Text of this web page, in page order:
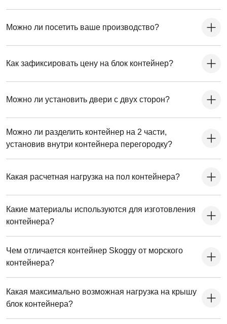
Можно ли посетить ваше производство?
Как зафиксировать цену на блок контейнер?
Можно ли установить двери с двух сторон?
Можно ли разделить контейнер на 2 части,
установив внутри контейнера перегородку?
Какая расчетная нагрузка на пол контейнера?
Какие материалы используются для изготовления
контейнера?
Чем отличается контейнер Skoggy от морского
контейнера?
Какая максимально возможная нагрузка на крышу
блок контейнера?